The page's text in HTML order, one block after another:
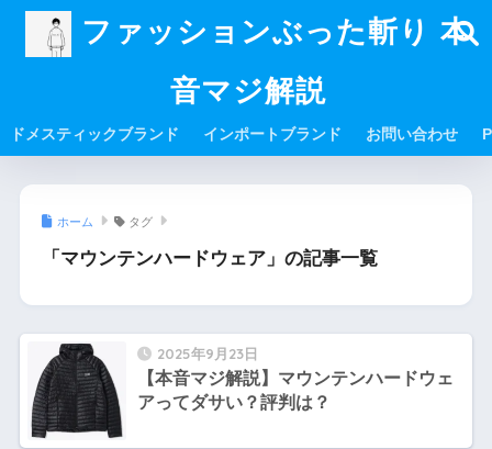
ファッションぶった斬り 本
音マジ解説
ドメスティックブランド インポートブランド お問い合わせ
ホーム タグ
「マウンテンハードウェア」の記事一覧
2025年9月23日
【本音マジ解説】マウンテンハードウェ
アってダサい？評判は？